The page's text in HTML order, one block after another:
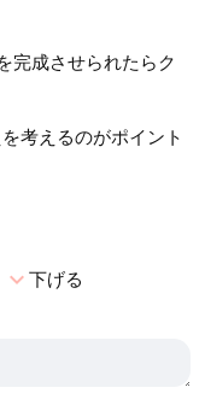
完成させられたらク
考えるのがポイント
expand_more下げる